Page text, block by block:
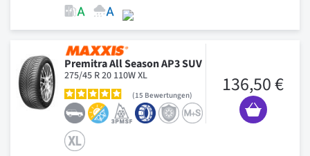
Premitra All Season AP3 SUV
275/45 R 20 110W XL
15 Bewertungen 136,50 €